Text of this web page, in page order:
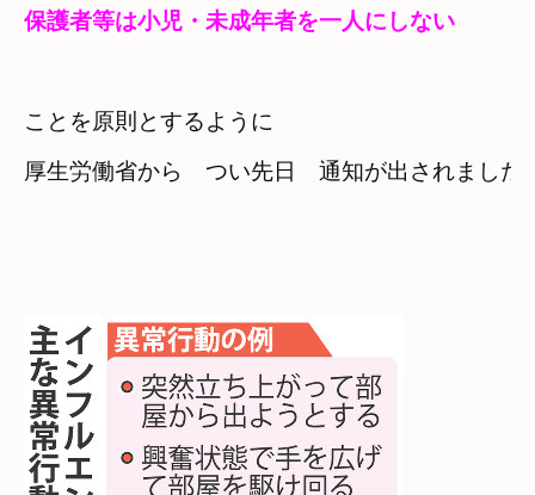
保護者等は小児・未成年者を一人にしない
ことを原則とするように
厚生労働省から　つい先日　通知が出されました